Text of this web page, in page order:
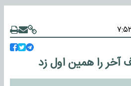
۷:۵۲
آخر را همین اول زد